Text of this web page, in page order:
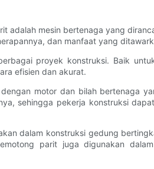
mesin bertenaga yang
dan manfaat yang
proyek konstruksi. Baik
efisien dan akurat.
motor dan bilah bertenaga
sehingga pekerja konstruksi
dalam konstruksi gedung
parit juga digunakan